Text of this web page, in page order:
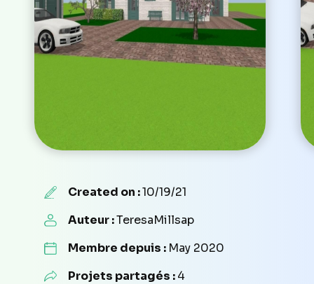
Created on :10/19/21
Auteur :TeresaMillsap
Membre depuis : May 2020
Projets partagés :4